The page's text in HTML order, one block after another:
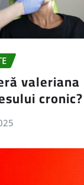
cronic?